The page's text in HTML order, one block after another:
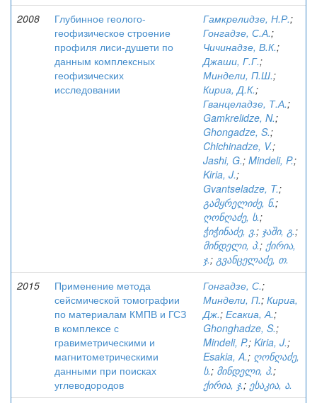
2008
Глубинное геолого-
геофизическое строение
профиля лиси-душети по
данным комплексных
геофизических
исследовании
Гамкрелидзе, Н.Р.;
Гонгадзе, С.А.;
Чичинадзе, В.К.;
Джаши, Г.Г.;
Миндели, П.Ш.;
Кириа, Д.К.;
Гванцеладзе, Т.А.;
Gamkrelidze, N.;
Ghongadze, S.;
Chichinadze, V.;
Jashi, G.; Mindeli, P.;
Kiria, J.;
Gvantseladze, T.;
გამყრელიძე, ნ.;
ღონღაძე, ს.;
ჭიჭინაძე, ვ.; ჯაში, გ.;
მინდელი, პ.; ქირია,
ჯ.; გვანცელაძე, თ.
2015
Применение метода
сейсмической томографии
по материалам КМПВ и ГСЗ
в комплексе с
гравиметрическими и
магнитометрическими
данными при поисках
углеводородов
Гонгадзе, С.;
Миндели, П.; Кириа,
Дж.; Есакиа, А.;
Ghonghadze, S.;
Mindeli, P.; Kiria, J.;
Esakia, A.; ღონღაძე,
ს.; მინდელი, პ.;
ქირია, ჯ.; ესაკია, ა.